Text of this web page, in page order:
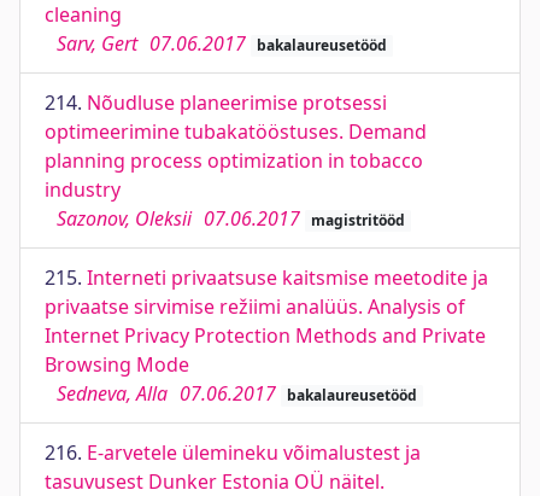
cleaning
Sarv, Gert 07.06.2017 bakalaureusetööd
214. Nõudluse planeerimise protsessi
optimeerimine tubakatööstuses. Demand
planning process optimization in tobacco
industry
Sazonov, Oleksii 07.06.2017 magistritööd
215. Interneti privaatsuse kaitsmise meetodite ja
privaatse sirvimise režiimi analüüs. Analysis of
Internet Privacy Protection Methods and Private
Browsing Mode
Sedneva, Alla 07.06.2017 bakalaureusetööd
216. E-arvetele ülemineku võimalustest ja
tasuvusest Dunker Estonia OÜ näitel.